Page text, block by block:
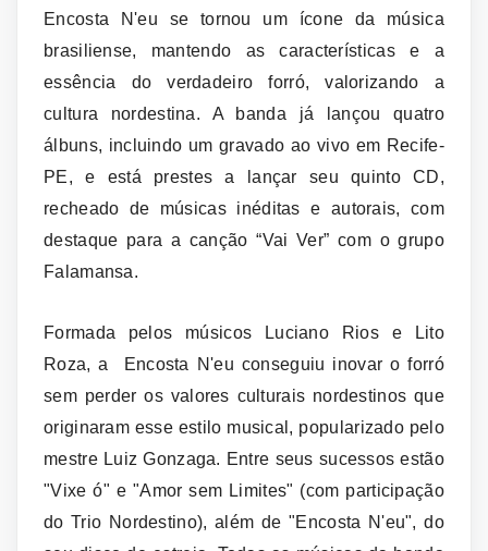
Encosta N'eu se tornou um ícone da música
brasiliense, mantendo as características e a
essência do verdadeiro forró, valorizando a
cultura nordestina. A banda já lançou quatro
álbuns, incluindo um gravado ao vivo em Recife-
PE, e está prestes a lançar seu quinto CD,
recheado de músicas inéditas e autorais, com
destaque para a canção “Vai Ver” com o grupo
Falamansa.
Formada pelos músicos Luciano Rios e Lito
Roza, a Encosta N'eu conseguiu inovar o forró
sem perder os valores culturais nordestinos que
originaram esse estilo musical, popularizado pelo
mestre Luiz Gonzaga. Entre seus sucessos estão
"Vixe ó" e "Amor sem Limites" (com participação
do Trio Nordestino), além de "Encosta N'eu", do